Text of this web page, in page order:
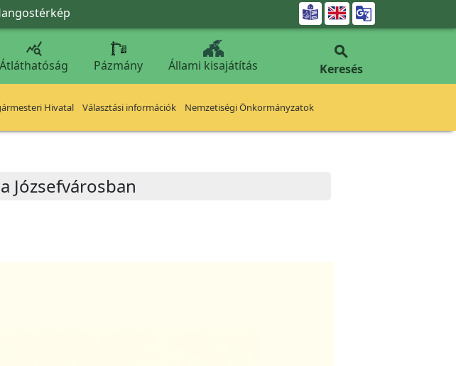


Átláthatóság Pázmány Állami kisajátítás

Keresés
Hivatal Választási információk Nemzetiségi Önkormányzatok
Józsefvárosban